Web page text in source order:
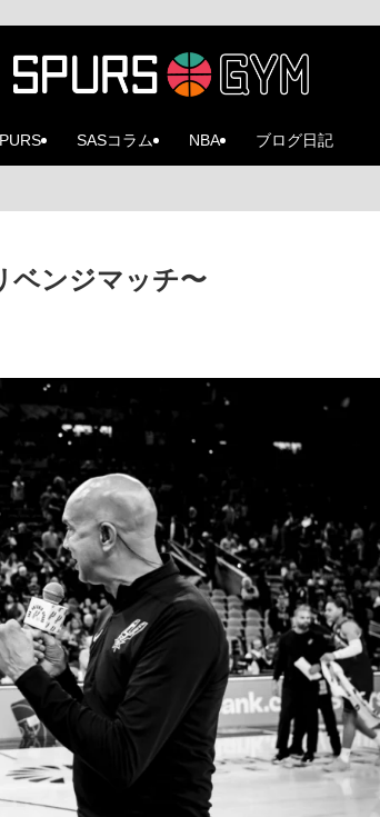
SASコラム NBA ブログ日記
ベンジマッチ〜